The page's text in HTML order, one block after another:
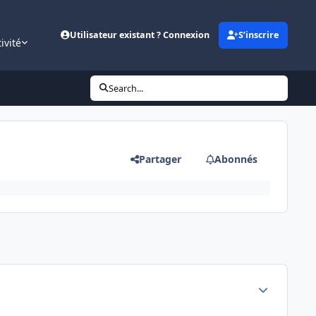
Utilisateur existant ? Connexion S’inscrire
Search...
Partager Abonnés